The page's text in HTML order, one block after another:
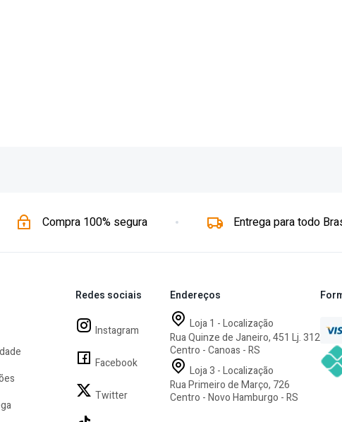
Compra 100% segura Entrega para todo
Redes sociais
Instagram
Facebook
Twitter
Endereços
Loja 1 - Localização
Rua Quinze de Janeiro, 451 Lj. 312
Centro - Canoas - RS
Loja 3 - Localização
Rua Primeiro de Março, 726
Centro - Novo Hamburgo - RS